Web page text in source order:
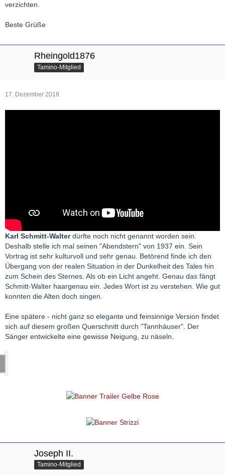
verzichten.
Beste Grüße
Rheingold1876
Tamino-Mitglied
17. Dezember 2018
Karl Schmitt-Walterdürfte noch nicht genannt worden sein.
Deshalb stelle ich mal seinen "Abendstern" von 1937 ein. Sein
Vortrag ist sehr kulturvoll und sehr genau. Betörend finde ich den
Übergang von der realen Situation in der Dunkelheit des Tales hin
zum Schein des Sternes. Als ob ein Licht angeht. Genau das fängt
Schmitt-Walter haargenau ein. Jedes Wort ist zu verstehen. Wie gut
konnten die Alten doch singen.
Eine spätere - nicht ganz so elegante und feinsinnige Version findet
sich auf diesem großen Querschnitt durch "Tannhäuser". Der
Sänger entwickelte eine gewisse Neigung, zu näseln.
Joseph II.
Tamino-Mitglied